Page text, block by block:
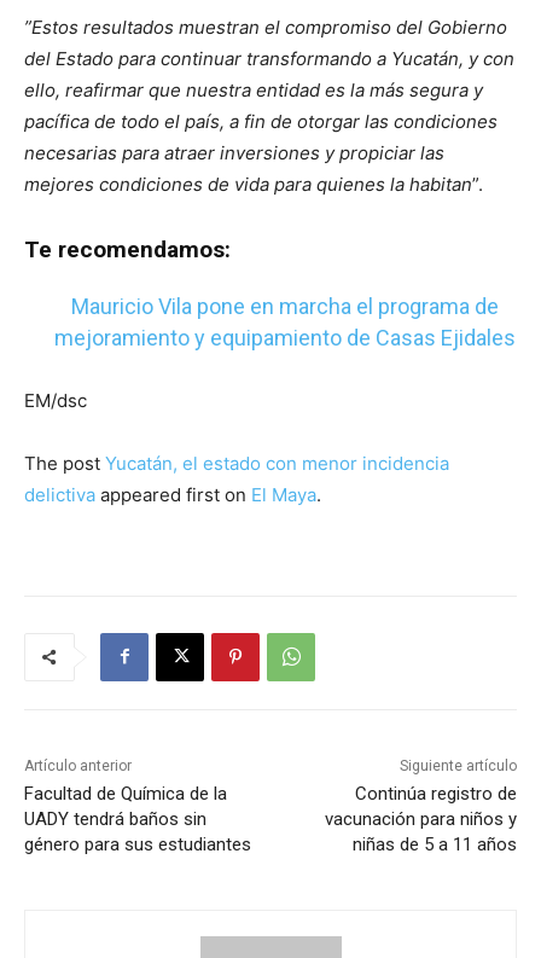
”Estos resultados muestran el compromiso del Gobierno
del Estado para continuar transformando a Yucatán, y con
ello, reafirmar que nuestra entidad es la más segura y
pacífica de todo el país, a fin de otorgar las condiciones
necesarias para atraer inversiones y propiciar las
mejores condiciones de vida para quienes la habitan”.
Te recomendamos:
Mauricio Vila pone en marcha el programa de
mejoramiento y equipamiento de Casas Ejidales
EM/dsc
The post Yucatán, el estado con menor incidencia
delictiva appeared first on El Maya.
Artículo anterior
Facultad de Química de la
UADY tendrá baños sin
género para sus estudiantes
Siguiente artículo
Continúa registro de
vacunación para niños y
niñas de 5 a 11 años